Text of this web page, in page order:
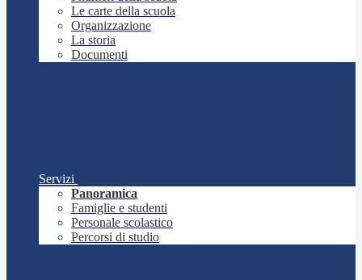
Le carte della scuola
Organizzazione
La storia
Documenti
Servizi
Panoramica
Famiglie e studenti
Personale scolastico
Percorsi di studio